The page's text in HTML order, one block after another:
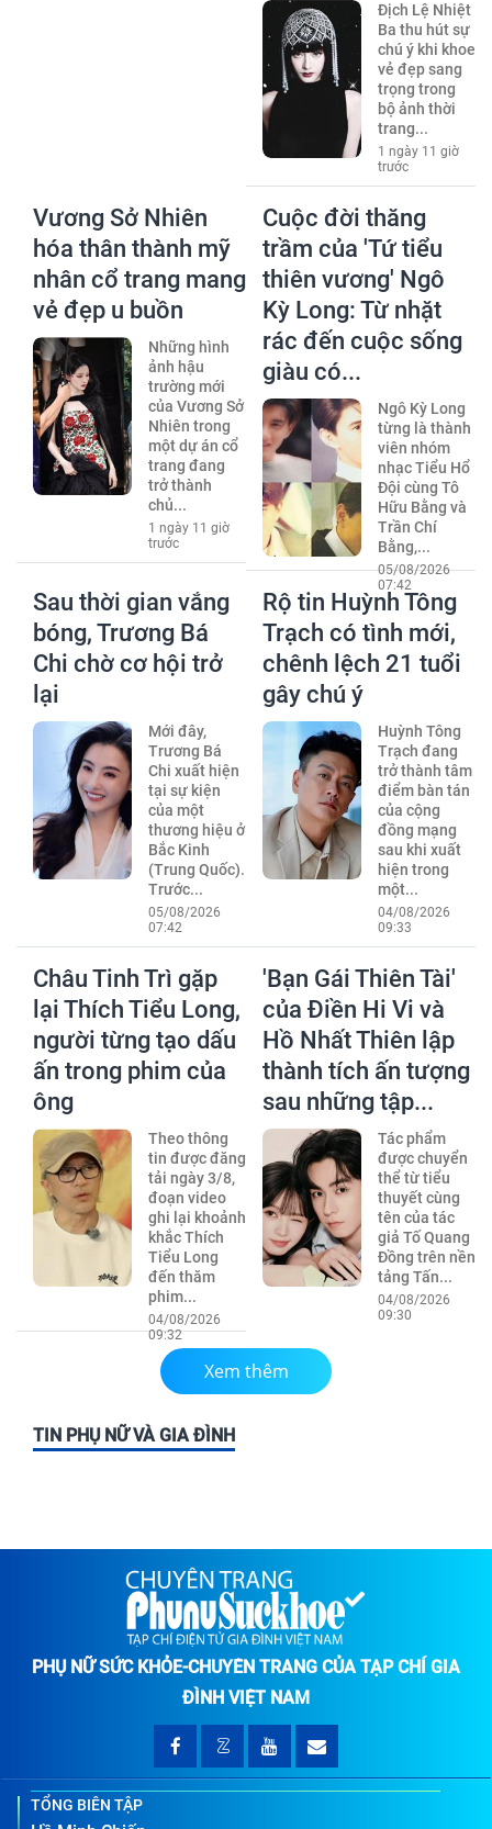
Địch Lệ Nhiệt
Ba thu hút sự
chú ý khi khoe
vẻ đẹp sang
trọng trong
bộ ảnh thời
trang...
1 ngày 11 giờ
trước
Vương Sở Nhiên
hóa thân thành mỹ
nhân cổ trang mang
vẻ đẹp u buồn
Những hình
ảnh hậu
trường mới
của Vương Sở
Nhiên trong
một dự án cổ
trang đang
trở thành
chủ...
1 ngày 11 giờ
trước
Cuộc đời thăng
trầm của 'Tứ tiểu
thiên vương' Ngô
Kỳ Long: Từ nhặt
rác đến cuộc sống
giàu có...
Ngô Kỳ Long
từng là thành
viên nhóm
nhạc Tiểu Hổ
Đội cùng Tô
Hữu Bằng và
Trần Chí
Bằng,...
05/08/2026
07:42
Sau thời gian vắng
bóng, Trương Bá
Chi chờ cơ hội trở
lại
Mới đây,
Trương Bá
Chi xuất hiện
tại sự kiện
của một
thương hiệu ở
Bắc Kinh
(Trung Quốc).
Trước...
05/08/2026
07:42
Rộ tin Huỳnh Tông
Trạch có tình mới,
chênh lệch 21 tuổi
gây chú ý
Huỳnh Tông
Trạch đang
trở thành tâm
điểm bàn tán
của cộng
đồng mạng
sau khi xuất
hiện trong
một...
04/08/2026
09:33
Châu Tinh Trì gặp
lại Thích Tiểu Long,
người từng tạo dấu
ấn trong phim của
ông
Theo thông
tin được đăng
tải ngày 3/8,
đoạn video
ghi lại khoảnh
khắc Thích
Tiểu Long
đến thăm
phim...
04/08/2026
09:32
'Bạn Gái Thiên Tài'
của Điền Hi Vi và
Hồ Nhất Thiên lập
thành tích ấn tượng
sau những tập...
Tác phẩm
được chuyển
thể từ tiểu
thuyết cùng
tên của tác
giả Tố Quang
Đồng trên nền
tảng Tấn...
04/08/2026
09:30
Xem thêm
TIN PHỤ NỮ VÀ GIA ĐÌNH
PHỤ NỮ SỨC KHỎE-CHUYÊN TRANG CỦA TẠP CHÍ GIA
ĐÌNH VIỆT NAM
TỔNG BIÊN TẬP